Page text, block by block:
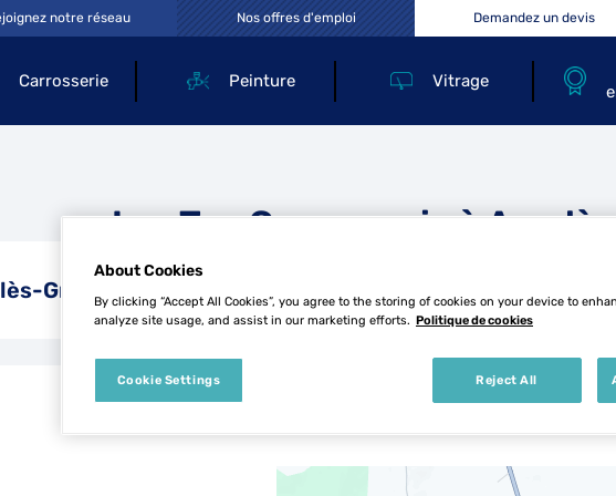
Carrosserie Peinture Vitrage
notre réseau Nos offres d'emploi Demandez un devis
Les Top Carrosserie à Arc-
Gray
About Cookies
By clicking “Accept All Cookies”, you agree to the storing of cookies on your device to
analyze site usage, and assist in our marketing efforts. Politique de cookies
Reject All
Cookie Settings